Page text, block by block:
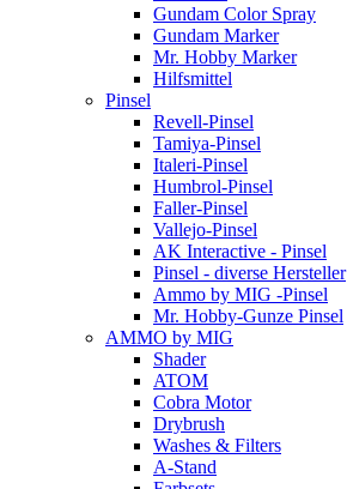
Gundam Color Spray
Gundam Marker
Mr. Hobby Marker
Hilfsmittel
Pinsel
Revell-Pinsel
Tamiya-Pinsel
Italeri-Pinsel
Humbrol-Pinsel
Faller-Pinsel
Vallejo-Pinsel
AK Interactive - Pinsel
Pinsel - diverse Hersteller
Ammo by MIG -Pinsel
Mr. Hobby-Gunze Pinsel
AMMO by MIG
Shader
ATOM
Cobra Motor
Drybrush
Washes & Filters
A-Stand